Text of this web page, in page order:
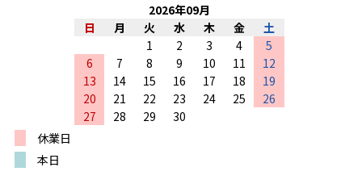
2026年09月
日
月 火 水 木 金
土
1
2 3 4
5
6
7 8 9 10 11
12
13
14 15 16 17 18
19
20
21 22 23 24 25
26
27
28 29
30
休業日
本日